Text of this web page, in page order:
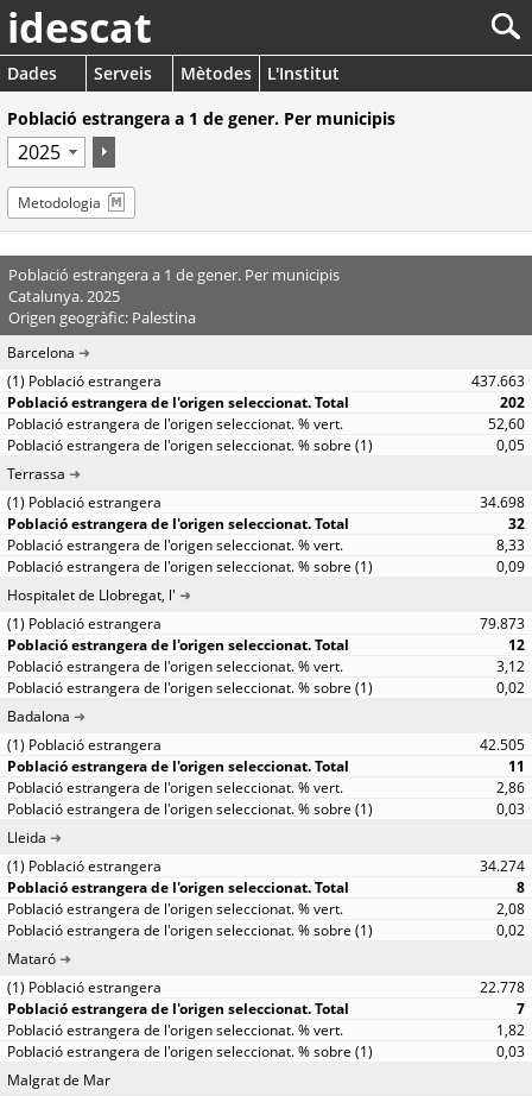
idescat
Dades Serveis Mètodes
L'Institut
Població estrangera a 1 de gener. Per municipis
Metodologia
Població estrangera a 1 de gener. Per municipis
Catalunya. 2025
Origen geogràfic: Palestina
Barcelona
437.663
202
52,60
0,05
Terrassa
34.698
32
8,33
0,09
Hospitalet de Llobregat, l'
79.873
12
3,12
0,02
Badalona
42.505
11
2,86
0,03
Lleida
34.274
8
2,08
0,02
Mataró
22.778
7
1,82
0,03
Malgrat de Mar